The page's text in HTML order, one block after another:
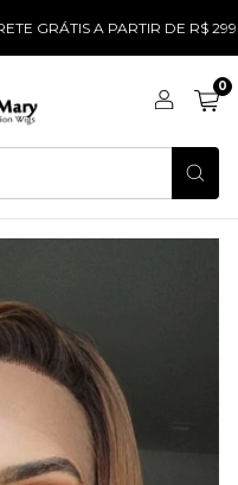
A PARTIR DE R$ 299
0